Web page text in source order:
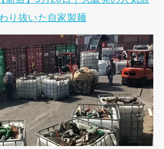
り抜いた自家製麺